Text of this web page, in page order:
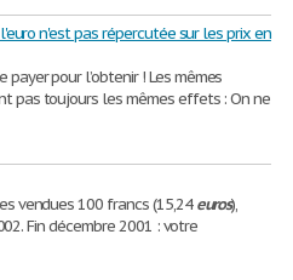
n'est pas répercutée sur les prix en
pour l’obtenir ! Les mêmes
pas toujours les mêmes effets : On ne
vendues 100 francs (15,24euros),
Fin décembre 2001 : votre